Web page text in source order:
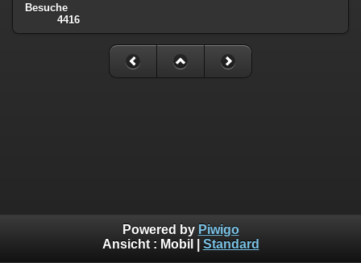
Besuche
4416
Powered by Piwigo
Ansicht : Mobil Standard